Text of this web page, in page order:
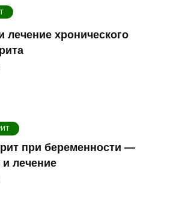
лечение хронического
при беременности —
лечение